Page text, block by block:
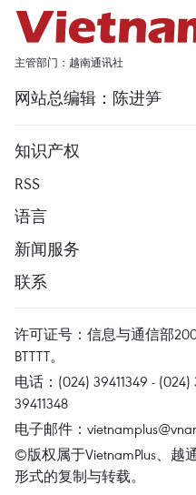
主管部门：越南通讯社
网站总编辑：陈进笋
知识产权
RSS
语言
新闻服务
联系
许可证号：信息与通信部
BTTTT。
电话：(024) 39411349 -
39411348
电子邮件：
©版权属于VietnamPlus、越
形式的复制与转载。